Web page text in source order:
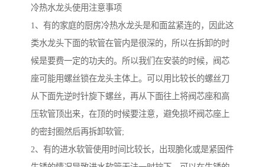
冷热水龙头使用注意事项
1、有的家庭的厨房冷热水龙头是和面盆紧连的，因此这
类水龙头下面的软管在管内是很深的，所以在拆卸的时
候是要费一定的功夫的。所以我们在安装的时候，阀芯
座可能用螺丝锁在龙头主体上。可以用比较长的螺丝刀
从下面先逆时针旋下螺丝，再从下面往上将阀芯座和高
压软管顶出来，在顶的时候要注意，避免损坏阀芯座上
的密封圈然后再拆卸软管;
2、有的进水软管使用时间比较长，出现脆化或是紧固件